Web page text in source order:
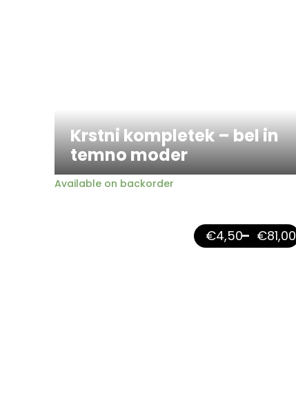
Krstni kompletek – bel in
temno moder
Available on backorder
€4,50– €81,00